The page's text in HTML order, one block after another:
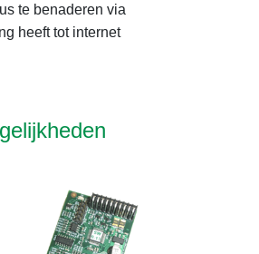
te benaderen via
heeft tot internet